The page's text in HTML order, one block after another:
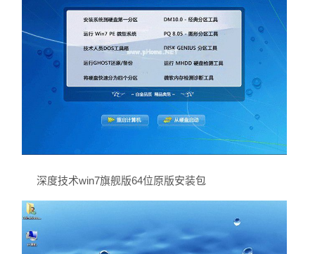
深度技术win7旗舰版64位原版安装包